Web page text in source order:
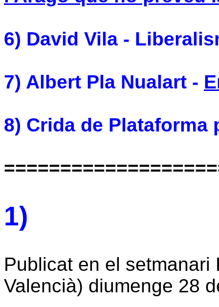
6) David Vila -
7) Albert Pla Nualart -
8) Crida de Plataforma
1)
Publicat en el
Valencià) diumenge 28